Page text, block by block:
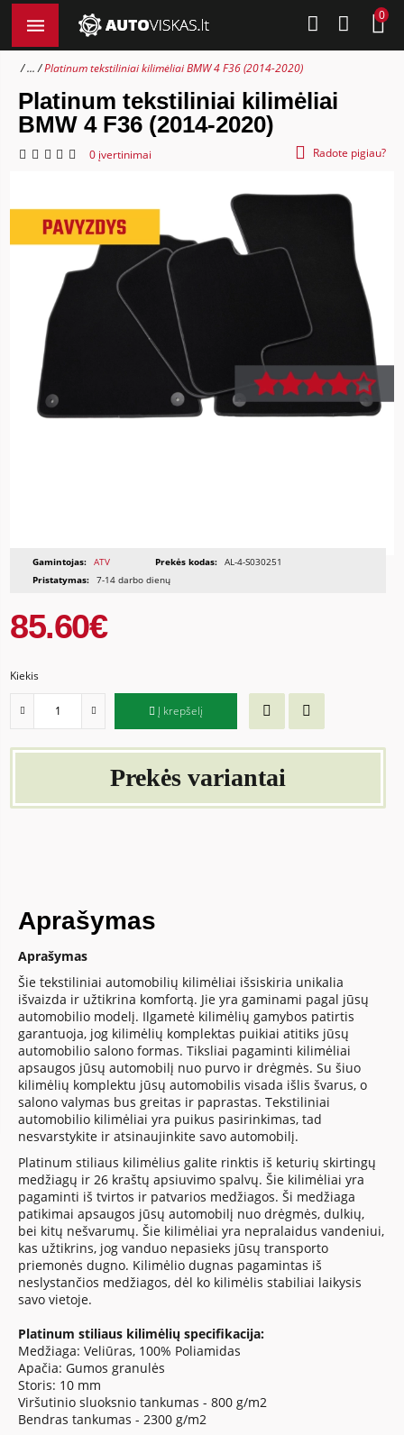
0
... Platinum tekstiliniai kilimėliai BMW 4 F36 (2014-2020)
Platinum tekstiliniai kilimėliai
BMW 4 F36 (2014-2020)
0 įvertinimai Radote pigiau?
Gamintojas: ATV Prekės kodas: AL-4-S030251
Pristatymas: 7-14 darbo dienų
85.60€
Kiekis
Į krepšelį
Prekės variantai
Aprašymas
Aprašymas
Šie tekstiliniai automobilių kilimėliai išsiskiria unikalia
išvaizda ir užtikrina komfortą. Jie yra gaminami pagal jūsų
automobilio modelį. Ilgametė kilimėlių gamybos patirtis
garantuoja, jog kilimėlių komplektas puikiai atitiks jūsų
automobilio salono formas. Tiksliai pagaminti kilimėliai
apsaugos jūsų automobilį nuo purvo ir drėgmės. Su šiuo
kilimėlių komplektu jūsų automobilis visada išlis švarus, o
salono valymas bus greitas ir paprastas. Tekstiliniai
automobilio kilimėliai yra puikus pasirinkimas, tad
nesvarstykite ir atsinaujinkite savo automobilį.
Platinum stiliaus kilimėlius galite rinktis iš keturių skirtingų
medžiagų ir 26 kraštų apsiuvimo spalvų. Šie kilimėliai yra
pagaminti iš tvirtos ir patvarios medžiagos. Ši medžiaga
patikimai apsaugos jūsų automobilį nuo drėgmės, dulkių,
bei kitų nešvarumų. Šie kilimėliai yra nepralaidus vandeniui,
kas užtikrins, jog vanduo nepasieks jūsų transporto
priemonės dugno. Kilimėlio dugnas pagamintas iš
neslystančios medžiagos, dėl ko kilimėlis stabiliai laikysis
savo vietoje.
Platinum stiliaus kilimėlių specifikacija:
Medžiaga: Veliūras, 100% Poliamidas
Apačia: Gumos granulės
Storis: 10 mm
Viršutinio sluoksnio tankumas - 800 g/m2
Bendras tankumas - 2300 g/m2